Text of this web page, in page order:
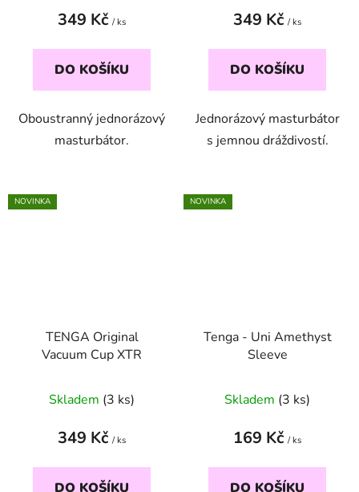
349 Kč / ks
DO KOŠÍKU
Oboustranný jednorázový
masturbátor.
349 Kč / ks
DO KOŠÍKU
Jednorázový masturbátor
s jemnou dráždivostí.
NOVINKA
TENGA Original
Vacuum Cup XTR
Skladem (3 ks)
349 Kč / ks
DO KOŠÍKU
NOVINKA
Tenga - Uni Amethyst
Sleeve
Skladem (3 ks)
169 Kč / ks
DO KOŠÍKU